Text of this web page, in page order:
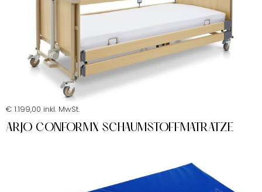
€ 1.199,00 inkl. MwSt.
ARJO CONFORMX SCHAUMSTOFFMATRATZE